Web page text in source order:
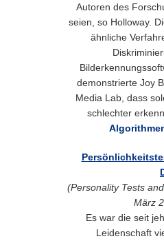
Autoren des
seien, so Holloway.
ähnliche
demonstrierte Joy
Media Lab, dass
schlechter
(Personality Tests
März
Es war die seit
Leidenschaft